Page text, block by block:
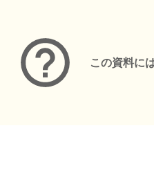
この資料に